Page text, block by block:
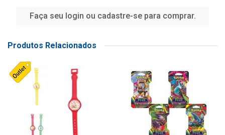
Faça seu login ou cadastre-se para comprar.
Produtos Relacionados